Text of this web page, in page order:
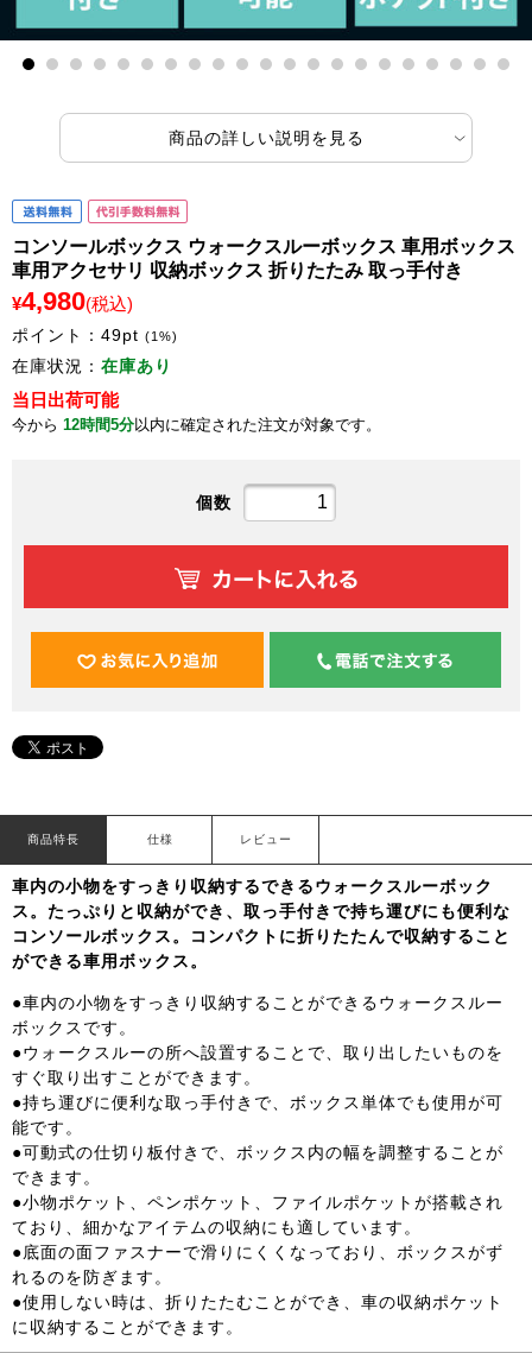
10 11 12 13 14 15 16 17 18 19 20
商品の詳しい説明を見る
コンソールボックス ウォークスルーボックス 車用ボックス
車用アクセサリ 収納ボックス 折りたたみ 取っ手付き
¥4,980(税込)
ポイント： 49pt (1%)
在庫状況： 在庫あり
当日出荷可能
今から 12時間5分以内に確定された注文が対象です。
個数
商品特長 仕様 レビュー
車内の小物をすっきり収納するできるウォークスルーボック
ス。たっぷりと収納ができ、取っ手付きで持ち運びにも便利な
コンソールボックス。コンパクトに折りたたんで収納すること
ができる車用ボックス。
●車内の小物をすっきり収納することができるウォークスルー
ボックスです。
●ウォークスルーの所へ設置することで、取り出したいものを
すぐ取り出すことができます。
●持ち運びに便利な取っ手付きで、ボックス単体でも使用が可
能です。
●可動式の仕切り板付きで、ボックス内の幅を調整することが
できます。
●小物ポケット、ペンポケット、ファイルポケットが搭載され
ており、細かなアイテムの収納にも適しています。
●底面の面ファスナーで滑りにくくなっており、ボックスがず
れるのを防ぎます。
●使用しない時は、折りたたむことができ、車の収納ポケット
に収納することができます。